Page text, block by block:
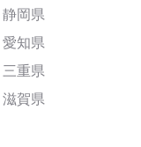
静岡県
愛知県
三重県
滋賀県